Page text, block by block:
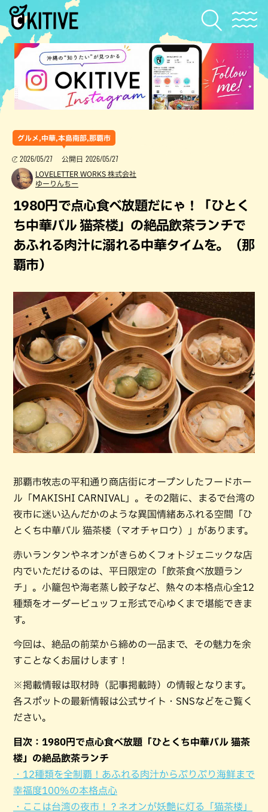
グルメ,中華,本島南部,那覇市
2026/05/27 公開日 2026/05/27
LOVELETTER WORKS 株式会社
ゆーりんちー
1980円で点心食べ放題だにゃ！「ひとく
ち中華バル 猫茶楼」の絶品飲茶ランチで
あふれる肉汁に溺れる中華タイムを。（那
覇市）
那覇市牧志の平和通り商店街にオープンしたフードホー
ル「MAKISHI CARNIVAL」。その2階に、まるで台湾の
夜市に迷い込んだかのような異国情緒あふれる空間「ひ
とくち中華バル 猫茶楼（マオチャロウ）」があります。
赤いランタンやネオンがきらめくフォトジェニックな店
内でいただけるのは、平日限定の「飲茶食べ放題ラン
チ」。小籠包や海老蒸し餃子など、熱々の本格点心全12
種類をオーダービュッフェ形式で心ゆくまで堪能できま
す。
今回は、絶品の前菜から締めの一品まで、その魅力を余
すことなくお届けします！
※掲載情報は取材時（記事掲載時）の情報となります。
各スポットの最新情報は公式サイト・SNSなどをご覧く
ださい。
目次：1980円で点心食べ放題「ひとくち中華バル 猫茶
楼」の絶品飲茶ランチ
・12種類を全制覇！あふれる肉汁からぷりぷり海鮮まで
幸福度100%の本格点心
・ここは台湾の夜市！？ネオンが妖艶に灯る「猫茶楼」